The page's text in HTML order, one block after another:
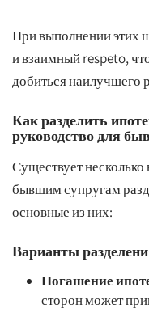
При выполнении этих
и взаимный respeto,
добиться наилучшего
Как разделить
руководство для
Существует
бывшим супругам
основные из них:
Варианты
Погашение
сторон может